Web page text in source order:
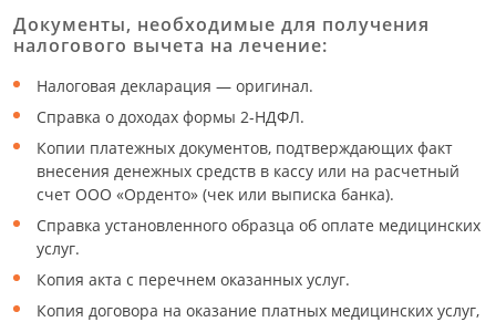
Документы, необходимые для получения
налогового вычета на лечение:
Налоговая декларация — оригинал.
Справка о доходах формы 2-НДФЛ.
Копии платежных документов, подтверждающих факт
внесения денежных средств в кассу или на расчетный
счет ООО «Орденто» (чек или выписка банка).
Справка установленного образца об оплате медицинских
услуг.
Копия акта с перечнем оказанных услуг.
Копия договора на оказание платных медицинских услуг,